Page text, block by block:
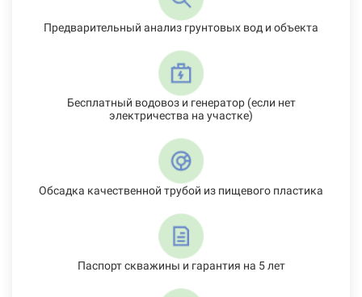
Предварительный анализ грунтовых вод и объекта
Бесплатный водовоз и генератор (если нет
электричества на участке)
Обсадка качественной трубой из пищевого пластика
Паспорт скважины и гарантия на 5 лет